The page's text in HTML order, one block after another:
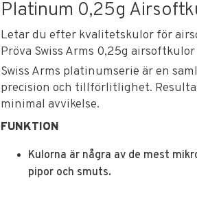
Platinum 0,25g
Letar du efter kvalitetskulor för
Pröva Swiss Arms 0,25g
Swiss Arms platinumserie är en
precision och tillförlitlighet.
minimal avvikelse.
FUNKTION
Kulorna är några av de mest
pipor och smuts.